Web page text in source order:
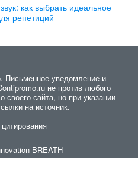
как выбрать идеальное
репетиций
Письменное уведомление и
не против любого
своего сайта, но при указании
на источник.
BREATH